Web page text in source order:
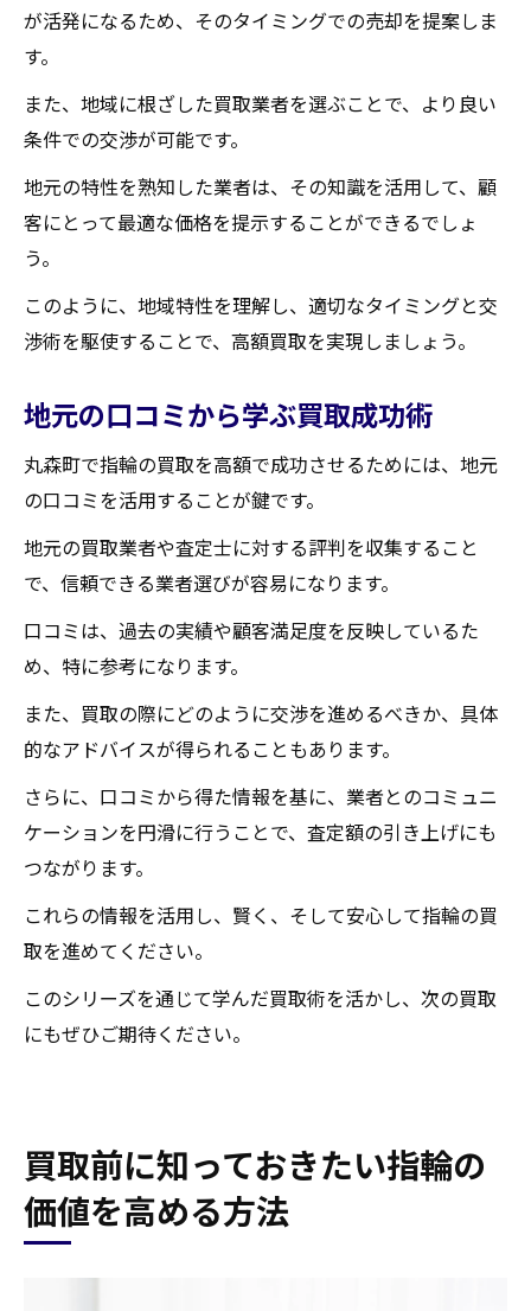
が活発になるため、そのタイミングでの売却を提案しま
す。
また、地域に根ざした買取業者を選ぶことで、より良い
条件での交渉が可能です。
地元の特性を熟知した業者は、その知識を活用して、顧
客にとって最適な価格を提示することができるでしょ
う。
このように、地域特性を理解し、適切なタイミングと交
渉術を駆使することで、高額買取を実現しましょう。
地元の口コミから学ぶ買取成功術
丸森町で指輪の買取を高額で成功させるためには、地元
の口コミを活用することが鍵です。
地元の買取業者や査定士に対する評判を収集すること
で、信頼できる業者選びが容易になります。
口コミは、過去の実績や顧客満足度を反映しているた
め、特に参考になります。
また、買取の際にどのように交渉を進めるべきか、具体
的なアドバイスが得られることもあります。
さらに、口コミから得た情報を基に、業者とのコミュニ
ケーションを円滑に行うことで、査定額の引き上げにも
つながります。
これらの情報を活用し、賢く、そして安心して指輪の買
取を進めてください。
このシリーズを通じて学んだ買取術を活かし、次の買取
にもぜひご期待ください。
買取前に知っておきたい指輪の
価値を高める方法